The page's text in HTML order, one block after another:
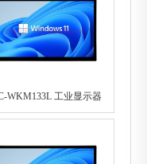
WKM133L 工业显示器